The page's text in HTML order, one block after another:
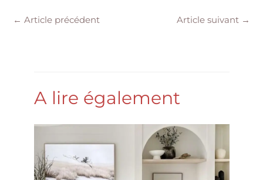
← Article précédent Article suivant →
A lire également